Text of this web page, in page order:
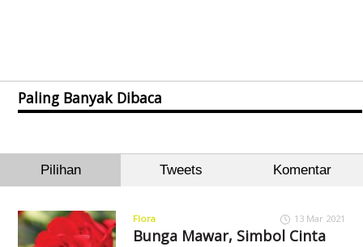
Paling Banyak Dibaca
Pilihan Tweets Komentar
Flora 13 Mar 2021
Bunga Mawar, Simbol Cinta